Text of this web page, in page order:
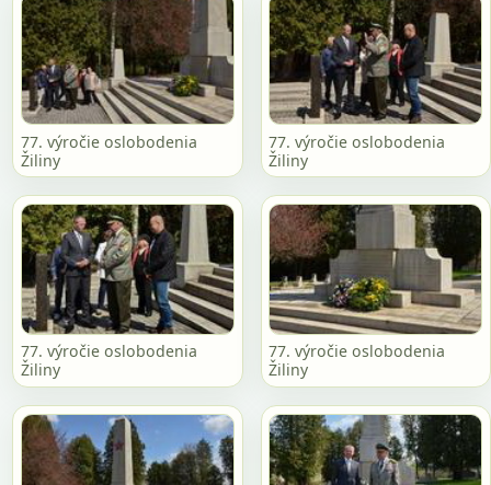
77. výročie oslobodenia
Žiliny
77. výročie oslobodenia
Žiliny
77. výročie oslobodenia
Žiliny
77. výročie oslobodenia
Žiliny